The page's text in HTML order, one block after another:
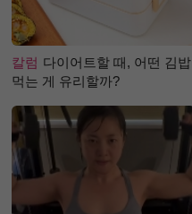
칼럼 다이어트할 때, 어떤 김밥
먹는 게 유리할까?